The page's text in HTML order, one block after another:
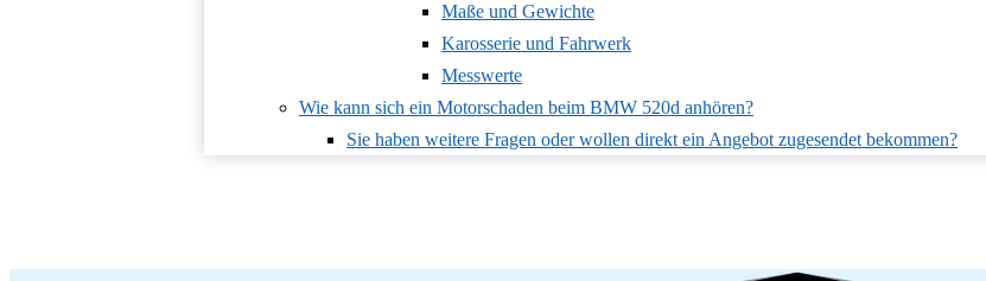
Maße und Gewichte
Karosserie und Fahrwerk
Messwerte
Wie kann sich ein Motorschaden beim BMW 520d anhören?
Sie haben weitere Fragen oder wollen direkt ein Angebot zugesendet bekommen?